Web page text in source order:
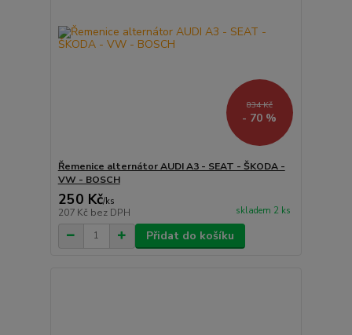
834 Kč
- 70 %
Řemenice alternátor AUDI A3 - SEAT - ŠKODA -
VW - BOSCH
250 Kč/ks
207 Kč bez DPH skladem 2 ks
Přidat do košíku